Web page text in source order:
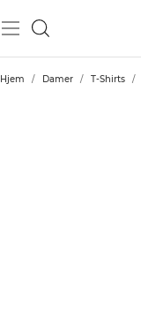
Hjem / Damer / T-Shirts /